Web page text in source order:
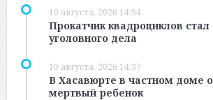
10 августа, 2026 14:54
Прокатчик квадроциклов
уголовного дела
10 августа, 2026 14:37
В Хасавюрте в частном доме
мертвый ребенок